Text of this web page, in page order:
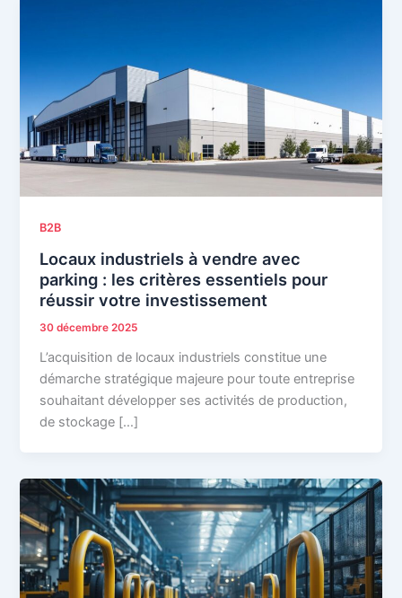
B2B
Locaux industriels à vendre avec
parking : les critères essentiels pour
réussir votre investissement
30 décembre 2025
L’acquisition de locaux industriels constitue une
démarche stratégique majeure pour toute entreprise
souhaitant développer ses activités de production,
de stockage […]